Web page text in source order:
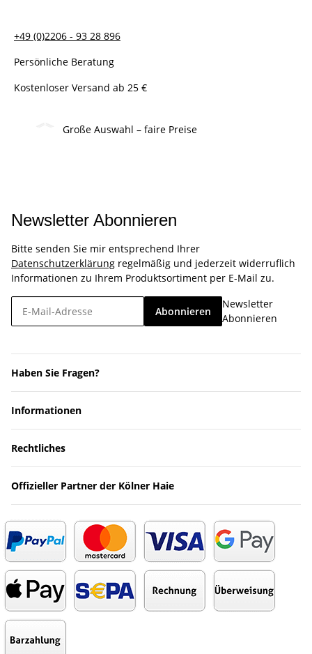
+49 (0)2206 - 93 28 896
Persönliche Beratung
Kostenloser Versand ab 25 €
Große Auswahl – faire Preise
Newsletter Abonnieren
Bitte senden Sie mir entsprechend Ihrer
Datenschutzerklärung regelmäßig und jederzeit widerruflich
Informationen zu Ihrem Produktsortiment per E-Mail zu.
Abonnieren
Newsletter
Abonnieren
Haben Sie Fragen?
Informationen
Rechtliches
Offizieller Partner der Kölner Haie